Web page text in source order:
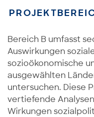
Bereich B umfasst
Auswirkungen
sozioökonomische
ausgewählten
untersuchen. Diese
vertiefende
Wirkungen